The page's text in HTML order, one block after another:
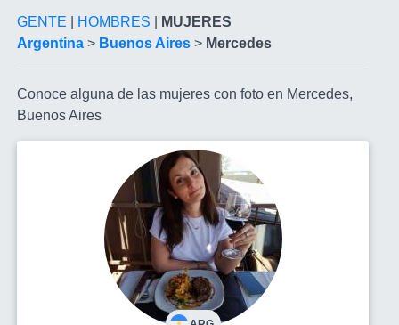
GENTE HOMBRES
MUJERES
Argentina > Buenos Aires > Mercedes
Conoce alguna de las mujeres con foto en Mercedes,
Buenos Aires